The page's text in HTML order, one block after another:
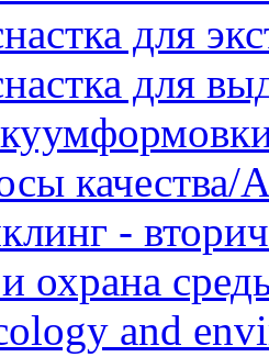
для
для
качества/
-
и охрана
and